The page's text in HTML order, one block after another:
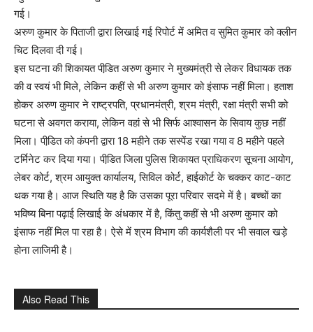
गई।
अरुण कुमार के पिताजी द्वारा लिखाई गई रिपोर्ट में अमित व सुमित कुमार को क्लीन
चिट दिलवा दी गई।
इस घटना की शिकायत पीडि़त अरुण कुमार ने मुख्यमंत्री से लेकर विधायक तक
की व स्वयं भी मिले, लेकिन कहीं से भी अरुण कुमार को इंसाफ नहीं मिला। हताश
होकर अरुण कुमार ने राष्ट्रपति, प्रधानमंत्री, श्रम मंत्री, रक्षा मंत्री सभी को
घटना से अवगत कराया, लेकिन वहां से भी सिर्फ आश्वासन के सिवाय कुछ नहीं
मिला। पीडि़त को कंपनी द्वारा 18 महीने तक सस्पेंड रखा गया व 8 महीने पहले
टर्मिनेट कर दिया गया। पीडि़त जिला पुलिस शिकायत प्राधिकरण सूचना आयोग,
लेबर कोर्ट, श्रम आयुक्त कार्यालय, सिविल कोर्ट, हाईकोर्ट के चक्कर काट-काट
थक गया है। आज स्थिति यह है कि उसका पूरा परिवार सदमे में है। बच्चों का
भविष्य बिना पढ़ाई लिखाई के अंधकार में है, किंतु कहीं से भी अरुण कुमार को
इंसाफ नहीं मिल पा रहा है। ऐसे में श्रम विभाग की कार्यशैली पर भी सवाल खड़े
होना लाजिमी है।
Also Read This